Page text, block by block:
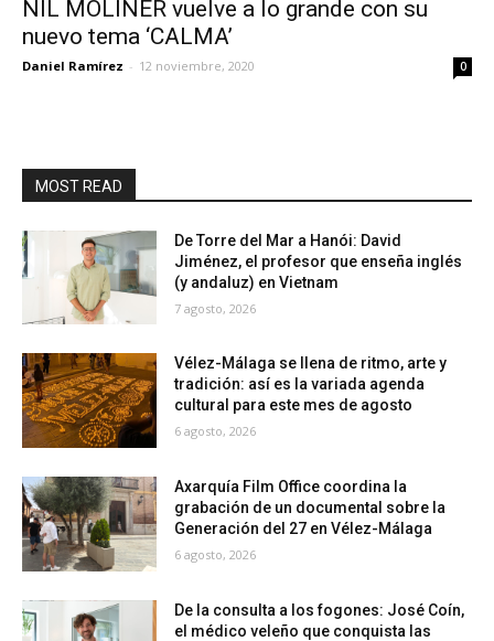
NIL MOLINER vuelve a lo grande con su
nuevo tema ‘CALMA’
Daniel Ramírez - 12 noviembre, 2020 0
MOST READ
De Torre del Mar a Hanói: David
Jiménez, el profesor que enseña inglés
(y andaluz) en Vietnam
7 agosto, 2026
Vélez-Málaga se llena de ritmo, arte y
tradición: así es la variada agenda
cultural para este mes de agosto
6 agosto, 2026
Axarquía Film Office coordina la
grabación de un documental sobre la
Generación del 27 en Vélez-Málaga
6 agosto, 2026
De la consulta a los fogones: José Coín,
el médico veleño que conquista las